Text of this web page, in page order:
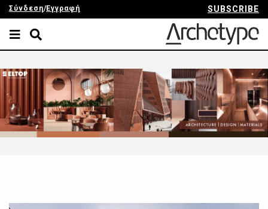
Σύνδεση/Εγγραφή SUBSCRIBE